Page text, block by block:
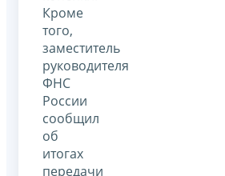
Кроме
того,
заместитель
руководителя
ФНС
России
сообщил
об
итогах
передачи